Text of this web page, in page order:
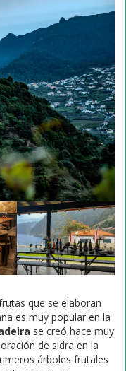
que se elaboran
es muy popular en la
se creó hace muy
de sidra en la
árboles frutales